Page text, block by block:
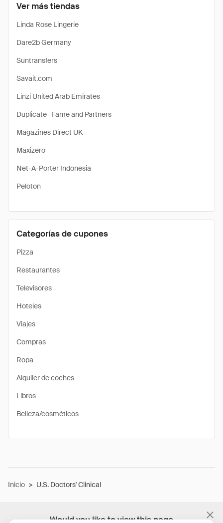
Would you like to view this page
Ver más tiendas
Linda Rose Lingerie
Dare2b Germany
Suntransfers
Savait.com
Linzi United Arab Emirates
Duplicate- Fame and Partners
Magazines Direct UK
Maxizero
Net-A-Porter Indonesia
Peloton
Categorías de cupones
Pizza
Restaurantes
Televisores
Hoteles
Viajes
Compras
Ropa
Alquiler de coches
Libros
Belleza/cosméticos
Inicio > U.S. Doctors' Clinical